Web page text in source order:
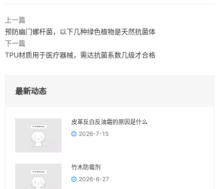
上一篇
预防幽门螺杆菌，以下几种绿色植物是天然抗菌体
下一篇
TPU材质用于医疗器械，需达抗菌系数几级才合格
最新动态
皮革反白反油霜的原因是什么
2026-7-15
竹木防霉剂
2026-6-27